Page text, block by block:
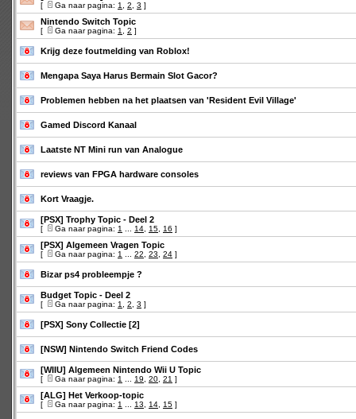
[ Ga naar pagina: 1 2 3 ]
Nintendo Switch Topic
[ Ga naar pagina: 1 2 ]
Krijg deze foutmelding van Roblox!
Mengapa Saya Harus Bermain Slot Gacor?
Problemen hebben na het plaatsen van 'Resident Evil Village'
Gamed Discord Kanaal
Laatste NT Mini run van Analogue
reviews van FPGA hardware consoles
Kort Vraagje.
[PSX] Trophy Topic - Deel 2
[ Ga naar pagina: 1 14 15 16 ]
[PSX] Algemeen Vragen Topic
[ Ga naar pagina: 1 22 23 24 ]
Bizar ps4 probleempje ?
Budget Topic - Deel 2
[ Ga naar pagina: 1 2 3 ]
[PSX] Sony Collectie [2]
[NSW] Nintendo Switch Friend Codes
[WIIU] Algemeen Nintendo Wii U Topic
[ Ga naar pagina: 1 19 20 21 ]
[ALG] Het Verkoop-topic
[ Ga naar pagina: 1 13 14 15 ]